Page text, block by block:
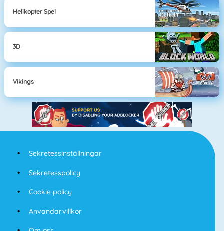
Helikopter Spel
3D
Vikings
Sekretessinställningar
Sekretesspolicy
Cookie policy
Anvandarvillkor